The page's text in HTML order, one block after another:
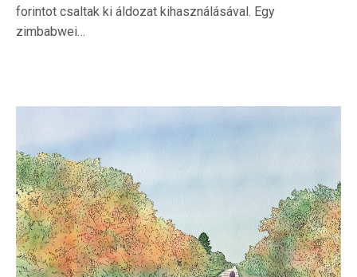
forintot csaltak ki áldozat kihasználásával. Egy
zimbabwei…